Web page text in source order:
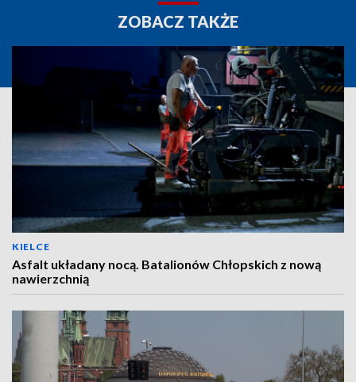
ZOBACZ TAKŻE
KIELCE
Asfalt układany nocą. Batalionów Chłopskich z nową
nawierzchnią